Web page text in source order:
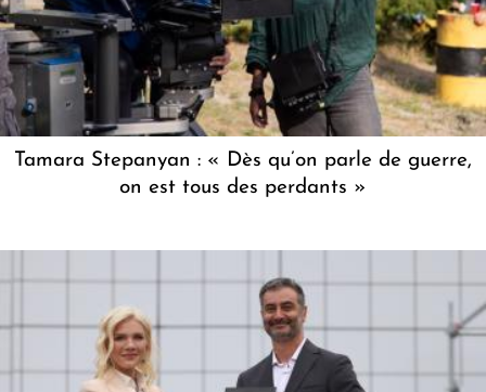
Tamara Stepanyan : « Dès qu’on parle de guerre,
on est tous des perdants »